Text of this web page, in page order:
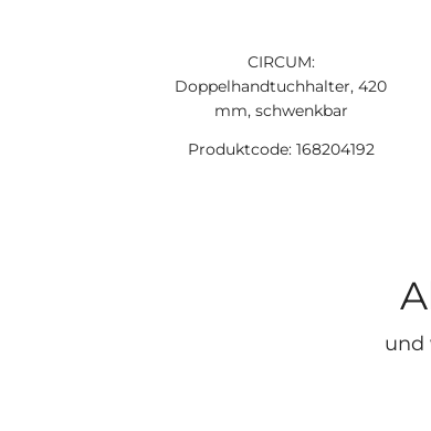
CIRCUM:
Doppelhandtuchhalter, 420
mm, schwenkbar
Produktcode: 168204192
und